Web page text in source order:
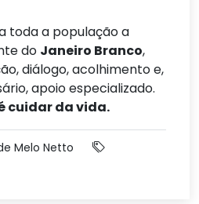
toda a população a
do Janeiro Branco,
diálogo, acolhimento e,
apoio especializado.
cuidar da vida.
Melo Netto